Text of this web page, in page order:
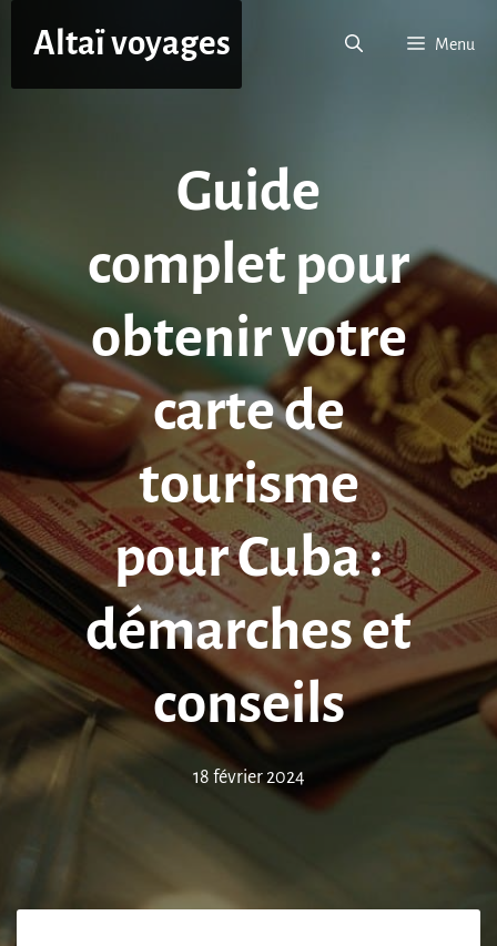
Altaï voyages Menu
Guide
complet pour
obtenir votre
carte de
tourisme
pour Cuba :
démarches et
conseils
18 février 2024